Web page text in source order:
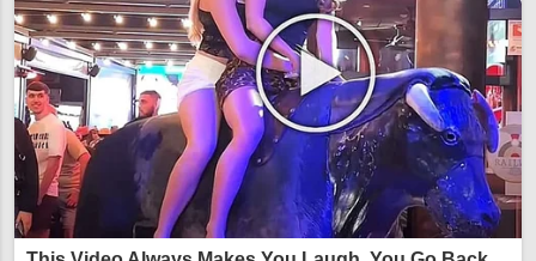
12:14 12:28 12:42 12:56 13:10 13:24
13:38 13:52 14:06 14:20 14:34 14:48
15:02 15:16 15:30 15:44 15:58 16:12
16:26 16:40 16:54 17:08 17:22 17:36
17:50 18:04 18:18 18:32 18:46 19:00
1...